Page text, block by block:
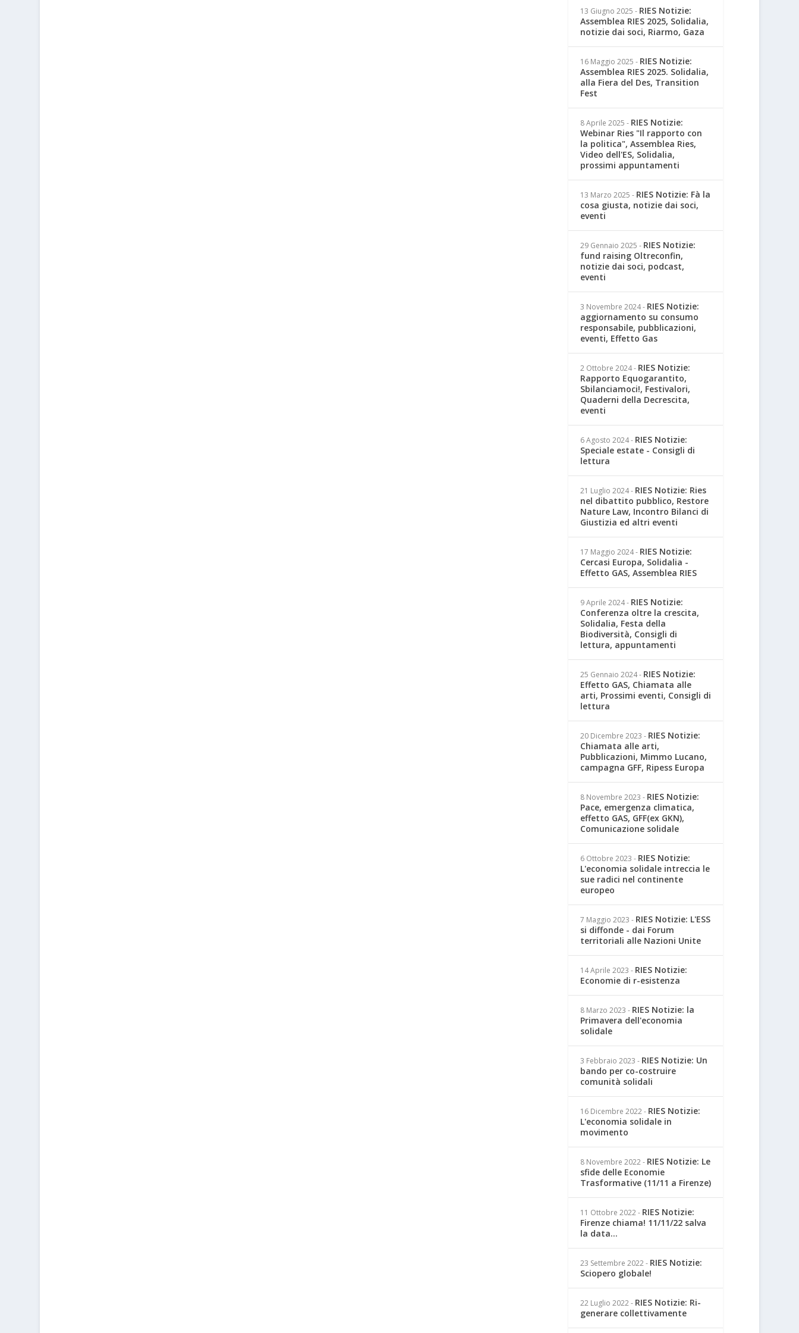
13 Giugno 2025 - RIES Notizie:
Assemblea RIES 2025, Solidalia,
notizie dai soci, Riarmo, Gaza
16 Maggio 2025 - RIES Notizie:
Assemblea RIES 2025. Solidalia,
alla Fiera del Des, Transition
Fest
8 Aprile 2025 - RIES Notizie:
Webinar Ries "Il rapporto con
la politica", Assemblea Ries,
Video dell'ES, Solidalia,
prossimi appuntamenti
13 Marzo 2025 - RIES Notizie: Fà la
cosa giusta, notizie dai soci,
eventi
29 Gennaio 2025 - RIES Notizie:
fund raising Oltreconfin,
notizie dai soci, podcast,
eventi
3 Novembre 2024- RIES Notizie:
aggiornamento su consumo
responsabile, pubblicazioni,
eventi, Effetto Gas
2 Ottobre 2024- RIES Notizie:
Rapporto Equogarantito,
Sbilanciamoci!, Festivalori,
Quaderni della Decrescita,
eventi
6 Agosto 2024- RIES Notizie:
Speciale estate - Consigli di
lettura
21 Luglio 2024- RIES Notizie: Ries
nel dibattito pubblico, Restore
Nature Law, Incontro Bilanci di
Giustizia ed altri eventi
17 Maggio 2024- RIES Notizie:
Cercasi Europa, Solidalia -
Effetto GAS, Assemblea RIES
9 Aprile 2024- RIES Notizie:
Conferenza oltre la crescita,
Solidalia, Festa della
Biodiversità, Consigli di
lettura, appuntamenti
25 Gennaio 2024- RIES Notizie:
Effetto GAS, Chiamata alle
arti, Prossimi eventi, Consigli di
lettura
20 Dicembre 2023 - RIES Notizie:
Chiamata alle arti,
Pubblicazioni, Mimmo Lucano,
campagna GFF, Ripess Europa
8 Novembre 2023 - RIES Notizie:
Pace, emergenza climatica,
effetto GAS, GFF(ex GKN),
Comunicazione solidale
6 Ottobre 2023 - RIES Notizie:
L'economia solidale intreccia le
sue radici nel continente
europeo
7 Maggio 2023 - RIES Notizie: L'ESS
si diffonde - dai Forum
territoriali alle Nazioni Unite
14 Aprile 2023 - RIES Notizie:
Economie di r-esistenza
8 Marzo 2023 - RIES Notizie: la
Primavera dell'economia
solidale
3 Febbraio 2023 - RIES Notizie: Un
bando per co-costruire
comunità solidali
16 Dicembre 2022- RIES Notizie:
L'economia solidale in
movimento
8 Novembre 2022- RIES Notizie: Le
sfide delle Economie
Trasformative (11/11 a Firenze)
11 Ottobre 2022- RIES Notizie:
Firenze chiama! 11/11/22 salva
la data...
23 Settembre 2022- RIES Notizie:
Sciopero globale!
22 Luglio 2022- RIES Notizie: Ri-
generare collettivamente